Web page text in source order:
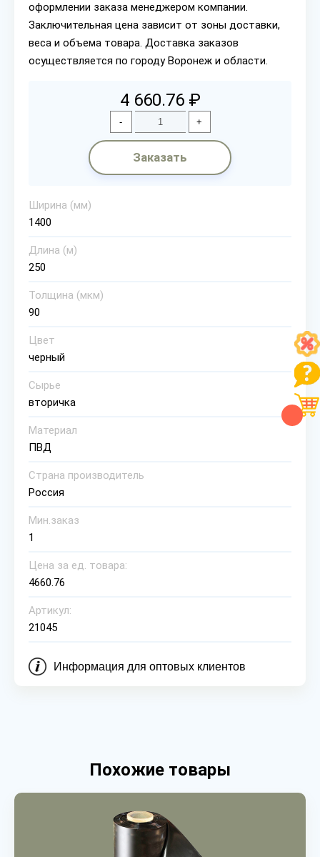
оформлении заказа менеджером компании.
Заключительная цена зависит от зоны доставки,
веса и объема товара. Доставка заказов
осуществляется по городу Воронеж и области.
4 660.76 ₽
- +
Заказать
Ширина (мм)
1400
Длина (м)
250
Толщина (мкм)
90
Цвет
черный
Сырье
вторичка
Материал
ПВД
Страна производитель
Россия
Мин.заказ
1
Цена за ед. товара:
4660.76
Артикул:
21045
Информация для оптовых клиентов
Похожие товары